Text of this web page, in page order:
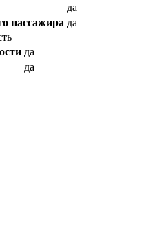
да
пассажира да
да
да